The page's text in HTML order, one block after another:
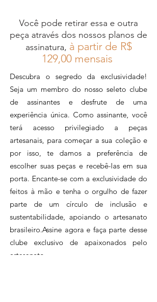
Você pode retirar essa e outra
peça através dos nossos planos de
assinatura, à partir de R$
129,00 mensais
Descubra o segredo da exclusividade!
Seja um membro do nosso seleto clube
de assinantes e desfrute de uma
experiência única. Como assinante, você
terá acesso privilegiado a peças
artesanais, para começar a sua coleção e
por isso, te damos a preferência de
escolher suas peças e recebê-las em sua
porta. Encante-se com a exclusividade do
feitos à mão e tenha o orgulho de fazer
parte de um círculo de inclusão e
sustentabilidade, apoiando o artesanato
brasileiro.Assine agora e faça parte desse
clube exclusivo de apaixonados pelo
artesanato.